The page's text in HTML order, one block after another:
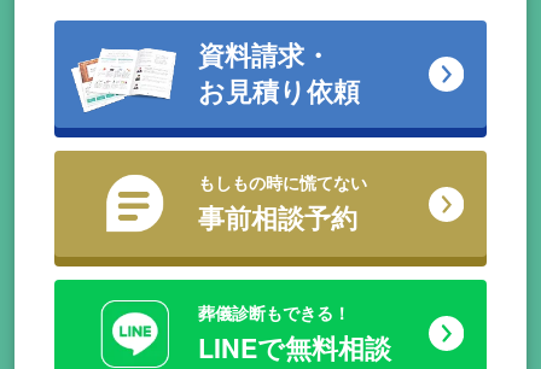
資料請求・
お見積り依頼
もしもの時に慌てない
事前相談予約
葬儀診断もできる！
LINEで無料相談